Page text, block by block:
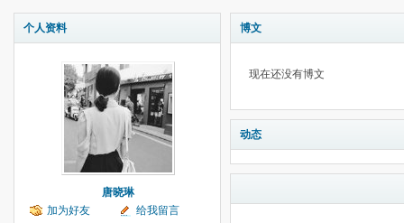
个人资料
唐晓琳
加为好友
给我留言
博文
现在还没有博文
动态